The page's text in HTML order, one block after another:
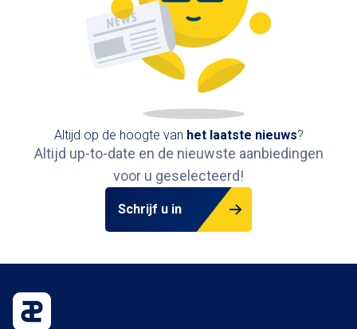
Altijd op de hoogte van het laatste nieuws?
Altijd up-to-date en de nieuwste aanbiedingen
voor u geselecteerd!
Schrijf u in